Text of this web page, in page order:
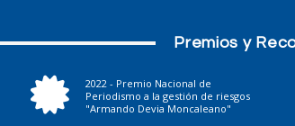
Premios y
2022 - Premio Nacional de
Periodismo a la gestión de riesgos
"Armando Devia Moncaleano"